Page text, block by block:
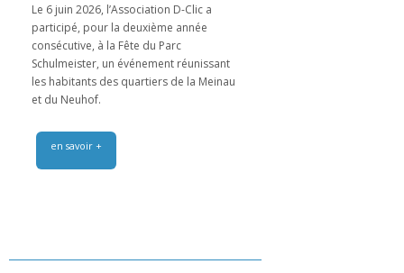
Le 6 juin 2026, l’Association D-Clic a
participé, pour la deuxième année
consécutive, à la Fête du Parc
Schulmeister, un événement réunissant
les habitants des quartiers de la Meinau
et du Neuhof.
en savoir +